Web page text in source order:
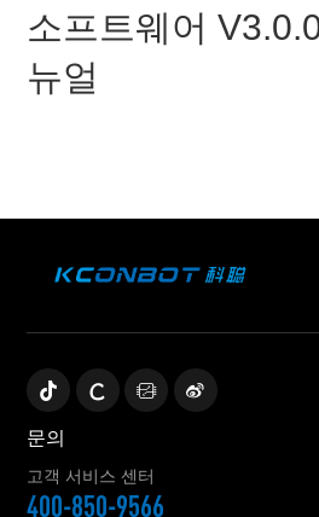
소프트웨어
뉴얼
문의
고객 서비스 센터
400-850-9566